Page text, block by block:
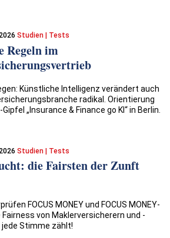
Studien | Tests
Regeln im
Künstliche Intelligenz verändert auch
radikal. Orientierung
„Insurance & Finance go KI“ in Berlin.
Studien | Tests
die Fairsten der Zunft
FOCUS MONEY und FOCUS MONEY-
von Maklerversicherern und -
Stimme zählt!